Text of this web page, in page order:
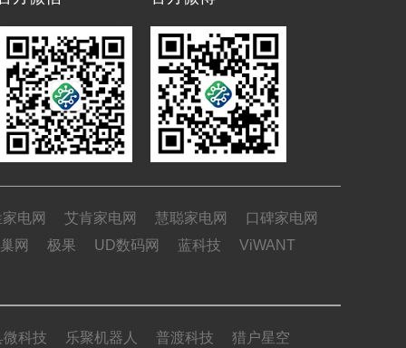
电网 艾肯家电网 慧聪家电网
口碑家电网
网
极果 UD数码网 蓝科技 ViWANT
微科技 乐聚机器人 普渡科技 猎户星空